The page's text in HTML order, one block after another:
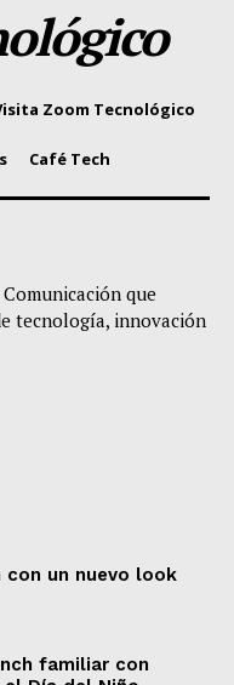
Zoom Tecnológico
Café Tech
que
tecnología, innovación
con un nuevo look
familiar con